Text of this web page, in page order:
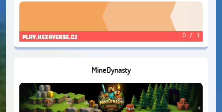
play.hexaverse.cz 0 / 1
MineDynasty